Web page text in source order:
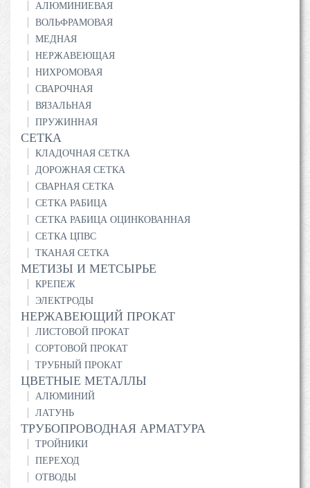
АЛЮМИНИЕВАЯ
ВОЛЬФРАМОВАЯ
МЕДНАЯ
НЕРЖАВЕЮЩАЯ
НИХРОМОВАЯ
СВАРОЧНАЯ
ВЯЗАЛЬНАЯ
ПРУЖИННАЯ
СЕТКА
КЛАДОЧНАЯ СЕТКА
ДОРОЖНАЯ СЕТКА
СВАРНАЯ СЕТКА
СЕТКА РАБИЦА
СЕТКА РАБИЦА ОЦИНКОВАННАЯ
СЕТКА ЦПВС
ТКАНАЯ СЕТКА
МЕТИЗЫ И МЕТСЫРЬЕ
КРЕПЕЖ
ЭЛЕКТРОДЫ
НЕРЖАВЕЮЩИЙ ПРОКАТ
ЛИСТОВОЙ ПРОКАТ
СОРТОВОЙ ПРОКАТ
ТРУБНЫЙ ПРОКАТ
ЦВЕТНЫЕ МЕТАЛЛЫ
АЛЮМИНИЙ
ЛАТУНЬ
ТРУБОПРОВОДНАЯ АРМАТУРА
ТРОЙНИКИ
ПЕРЕХОД
ОТВОДЫ